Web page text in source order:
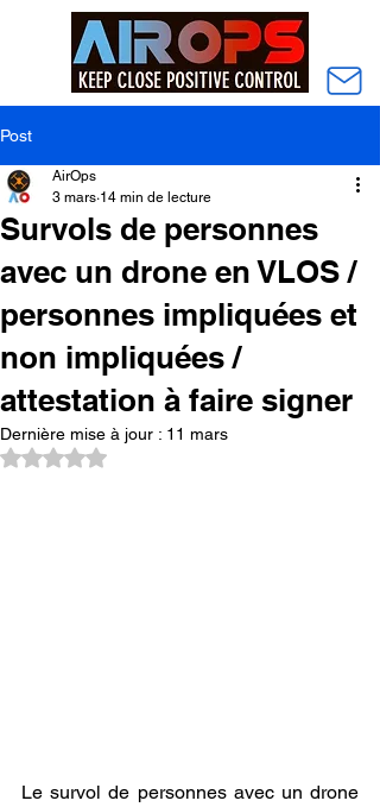
Post
Survols de personnes
avec un drone en VLOS /
personnes impliquées et
non impliquées /
attestation à faire signer
AirOps
3 mars 14 min de lecture
Dernière mise à jour : 11 mars
Noté NaN étoiles sur 5.
Le survol de personnes avec un drone